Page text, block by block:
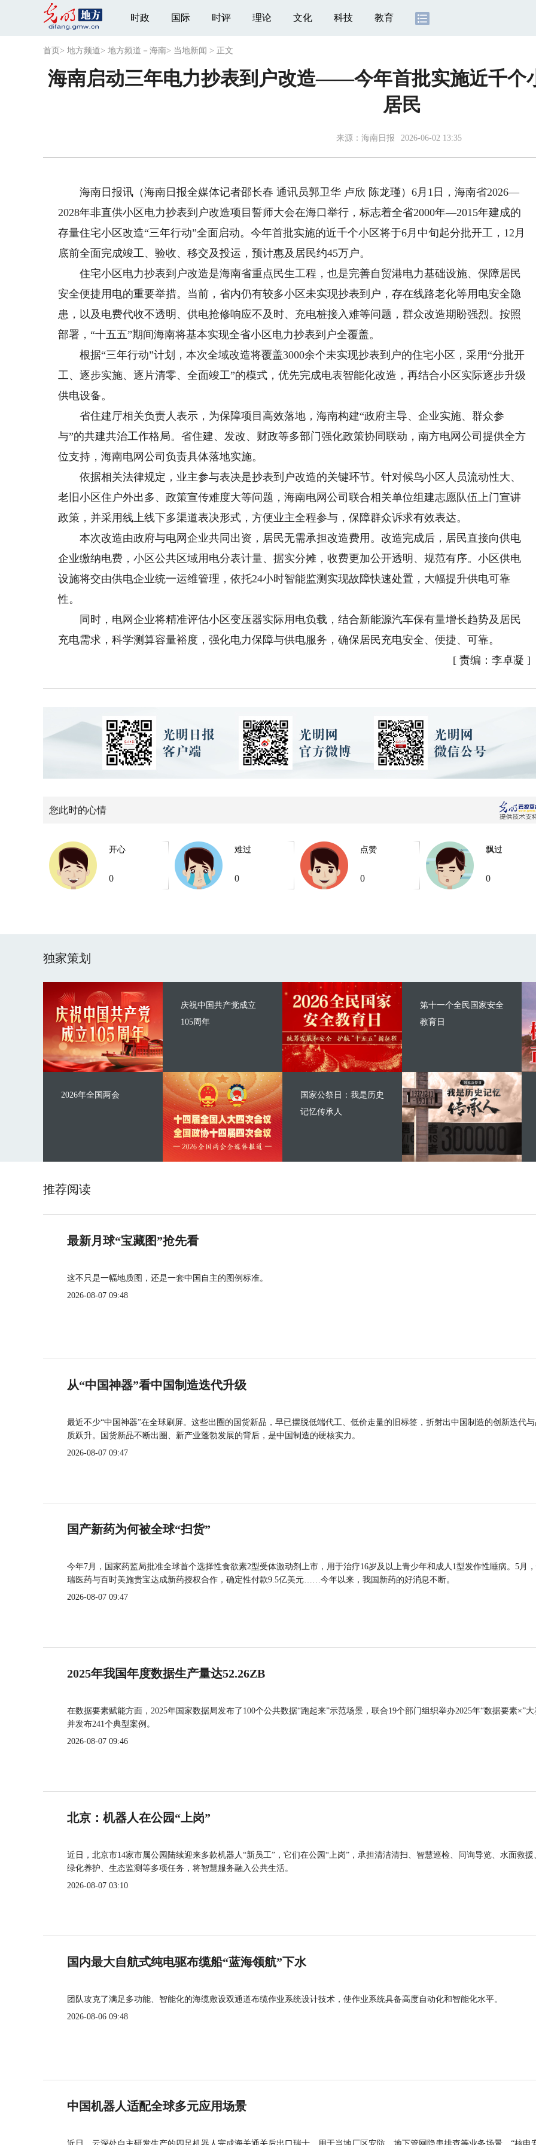
时政 国际 时评 理论 文化 科技 教育
首页 > 地方频道> 地方频道－海南> 当地新闻 > 正文
海南启动三年电力抄表到户改造——今年首批实施近千个
居民
来源： 海南日报 2026-06-02 13:35
海南日报讯（海南日报全媒体记者邵长春 通讯员郭卫华 卢欣 陈龙瑾）6月1日，海南省2026—
2028年非直供小区电力抄表到户改造项目誓师大会在海口举行，标志着全省2000年—2015年建成的
存量住宅小区改造“三年行动”全面启动。今年首批实施的近千个小区将于6月中旬起分批开工，12月
底前全面完成竣工、验收、移交及投运，预计惠及居民约45万户。
住宅小区电力抄表到户改造是海南省重点民生工程，也是完善自贸港电力基础设施、保障居民
安全便捷用电的重要举措。当前，省内仍有较多小区未实现抄表到户，存在线路老化等用电安全隐
患，以及电费代收不透明、供电抢修响应不及时、充电桩接入难等问题，群众改造期盼强烈。按照
部署，“十五五”期间海南将基本实现全省小区电力抄表到户全覆盖。
根据“三年行动”计划，本次全域改造将覆盖3000余个未实现抄表到户的住宅小区，采用“分批开
工、逐步实施、逐片清零、全面竣工”的模式，优先完成电表智能化改造，再结合小区实际逐步升级
供电设备。
省住建厅相关负责人表示，为保障项目高效落地，海南构建“政府主导、企业实施、群众参
与”的共建共治工作格局。省住建、发改、财政等多部门强化政策协同联动，南方电网公司提供全方
位支持，海南电网公司负责具体落地实施。
依据相关法律规定，业主参与表决是抄表到户改造的关键环节。针对候鸟小区人员流动性大、
老旧小区住户外出多、政策宣传难度大等问题，海南电网公司联合相关单位组建志愿队伍上门宣讲
政策，并采用线上线下多渠道表决形式，方便业主全程参与，保障群众诉求有效表达。
本次改造由政府与电网企业共同出资，居民无需承担改造费用。改造完成后，居民直接向供电
企业缴纳电费，小区公共区域用电分表计量、据实分摊，收费更加公开透明、规范有序。小区供电
设施将交由供电企业统一运维管理，依托24小时智能监测实现故障快速处置，大幅提升供电可靠
性。
同时，电网企业将精准评估小区变压器实际用电负载，结合新能源汽车保有量增长趋势及居民
充电需求，科学测算容量裕度，强化电力保障与供电服务，确保居民充电安全、便捷、可靠。
[ 责编：李卓凝 ]
您此时的心情
开心
0
难过
0
点赞
0
飘过
0
独家策划
庆祝中国共产党成立
105周年
2026年全国两会
第十一个全民国家安全
教育日
国家公祭日：我是历史
记忆传承人
推荐阅读
最新月球“宝藏图”抢先看
这不只是一幅地质图，还是一套中国自主的图例标准。
2026-08-07 09:48
从“中国神器”看中国制造迭代升级
最近不少“中国神器”在全球刷屏。这些出圈的国货新品，早已摆脱低端代工、低价走量的旧标签，折射出中国制造的创新迭代
质跃升。国货新品不断出圈、新产业蓬勃发展的背后，是中国制造的硬核实力。
2026-08-07 09:47
国产新药为何被全球“扫货”
今年7月，国家药监局批准全球首个选择性食欲素2型受体激动剂上市，用于治疗16岁及以上青少年和成人1型发作性睡病。5月
瑞医药与百时美施贵宝达成新药授权合作，确定性付款9.5亿美元……今年以来，我国新药的好消息不断。
2026-08-07 09:47
2025年我国年度数据生产量达52.26ZB
在数据要素赋能方面，2025年国家数据局发布了100个公共数据“跑起来”示范场景，联合19个部门组织举办2025年“数据要素×”大
并发布241个典型案例。
2026-08-07 09:46
北京：机器人在公园“上岗”
近日，北京市14家市属公园陆续迎来多款机器人“新员工”，它们在公园“上岗”，承担清洁清扫、智慧巡检、问询导览、水面救援
绿化养护、生态监测等多项任务，将智慧服务融入公共生活。
2026-08-07 03:10
国内最大自航式纯电驱布缆船“蓝海领航”下水
团队攻克了满足多功能、智能化的海缆敷设双通道布缆作业系统设计技术，使作业系统具备高度自动化和智能化水平。
2026-08-06 09:48
中国机器人适配全球多元应用场景